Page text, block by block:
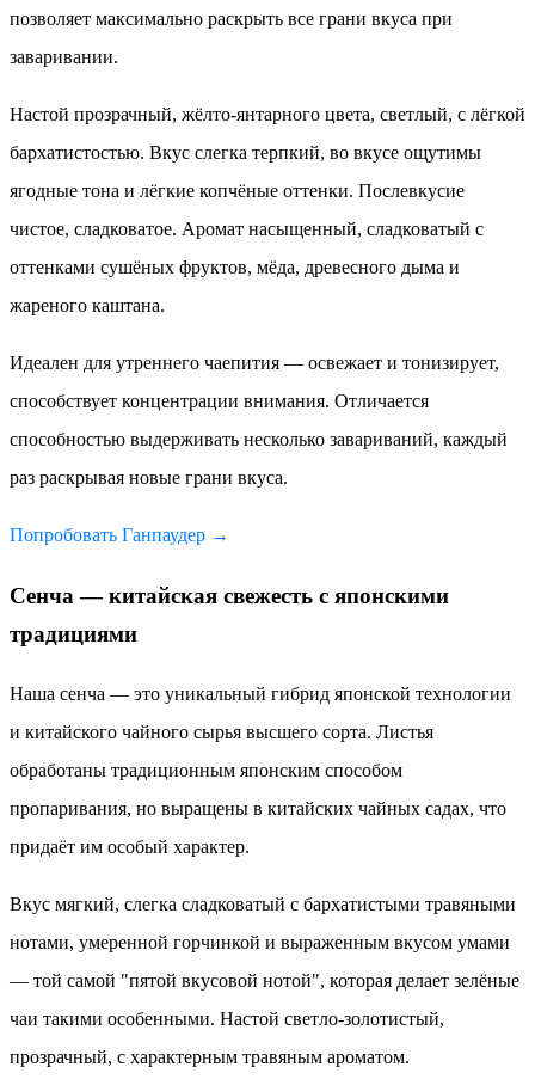
позволяет максимально раскрыть все грани вкуса при
заваривании.
Настой прозрачный, жёлто-янтарного цвета, светлый, с лёгкой
бархатистостью. Вкус слегка терпкий, во вкусе ощутимы
ягодные тона и лёгкие копчёные оттенки. Послевкусие
чистое, сладковатое. Аромат насыщенный, сладковатый с
оттенками сушёных фруктов, мёда, древесного дыма и
жареного каштана.
Идеален для утреннего чаепития — освежает и тонизирует,
способствует концентрации внимания. Отличается
способностью выдерживать несколько завариваний, каждый
раз раскрывая новые грани вкуса.
Попробовать Ганпаудер →
Сенча — китайская свежесть с японскими
традициями
Наша сенча — это уникальный гибрид японской технологии
и китайского чайного сырья высшего сорта. Листья
обработаны традиционным японским способом
пропаривания, но выращены в китайских чайных садах, что
придаёт им особый характер.
Вкус мягкий, слегка сладковатый с бархатистыми травяными
нотами, умеренной горчинкой и выраженным вкусом умами
— той самой "пятой вкусовой нотой", которая делает зелёные
чаи такими особенными. Настой светло-золотистый,
прозрачный, с характерным травяным ароматом.